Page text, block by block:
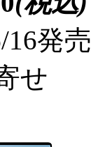
16発売
せ